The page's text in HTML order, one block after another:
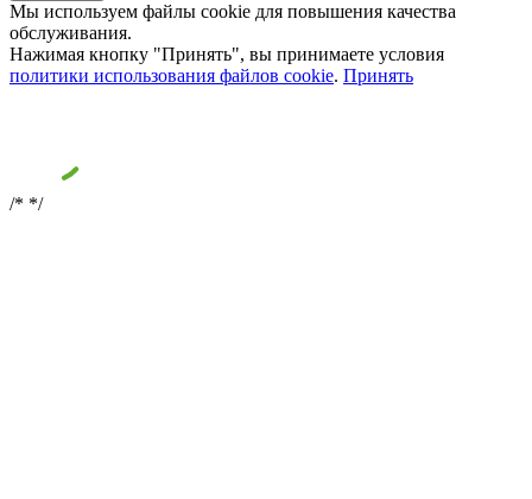
Мы используем файлы cookie для повышения качества
обслуживания.
Нажимая кнопку "Принять", вы принимаете условия
политики использования файлов cookie. Принять
/* */